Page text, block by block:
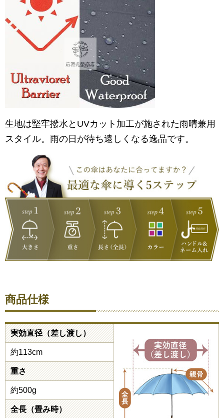
生地は堅牢撥水とUVカット加工が施された雨晴兼用
スタイル。雨の日が待ち遠しくなる逸品です。
商品仕様
実効直径（差し渡し）
約113cm
重さ
約500g
全長（畳み時）